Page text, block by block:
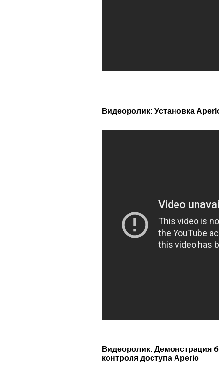
Видеоролик: Установка
Видеоролик: Демонстрация
контроля доступа Aperio